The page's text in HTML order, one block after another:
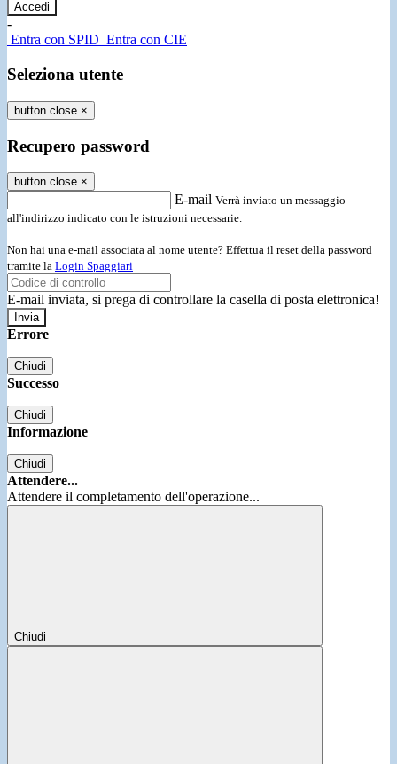
-
Entra con SPID Entra con CIE
Seleziona utente
button close ×
Recupero password
button close ×
E-mail Verrà inviato un messaggio
all'indirizzo indicato con le istruzioni necessarie.
Non hai una e-mail associata al nome utente? Effettua il reset della password
tramite la Login Spaggiari
E-mail inviata, si prega di controllare la casella di posta elettronica!
Errore
Chiudi
Successo
Chiudi
Informazione
Chiudi
Attendere...
Attendere il completamento dell'operazione...
Chiudi